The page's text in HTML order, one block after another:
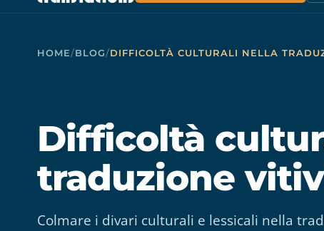
HOME/BLOG/DIFFICOLTÀ CULTURALI NELLA
Difficoltà
traduzione
Colmare i divari culturali e lessicali nella